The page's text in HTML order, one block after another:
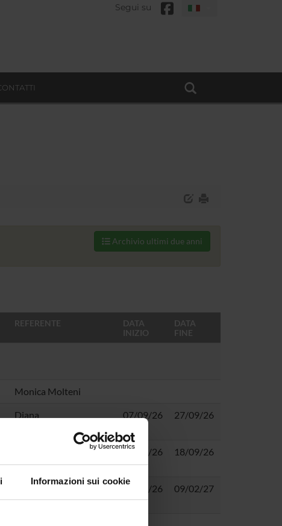
Informazioni sui cookie
Segui su
Archivio ultimi due anni
REFERENTE
DATA
INIZIO
DATA
FINE
Monica Molteni
Diana
07/09/26 27/09/26
Antonio Cantatore
31/08/26 18/09/26
09/02/26 09/02/27